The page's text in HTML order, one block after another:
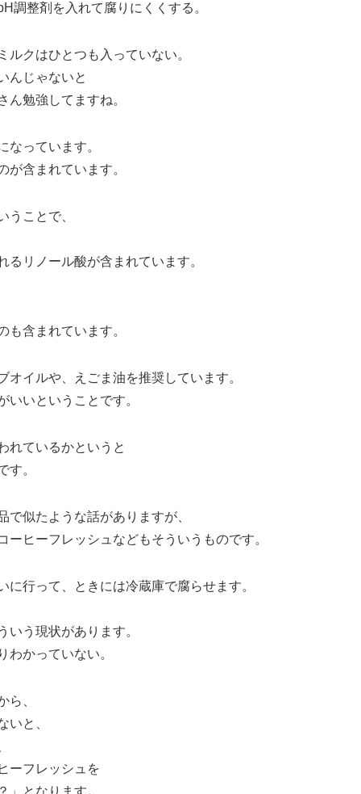
調整剤を入れて腐りにくくする。
クはひとつも入っていない。
んじゃないと
ん勉強してますね。
なっています。
が含まれています。
うことで、
リノール酸が含まれています。
も含まれています。
イルや、えごま油を推奨しています。
いいということです。
れているかというと
す。
似たような話がありますが、
ヒーフレッシュなどもそういうものです。
行って、ときには冷蔵庫で腐らせます。
いう現状があります。
わかっていない。
ら、
いと、
ーフレッシュを
」となります。